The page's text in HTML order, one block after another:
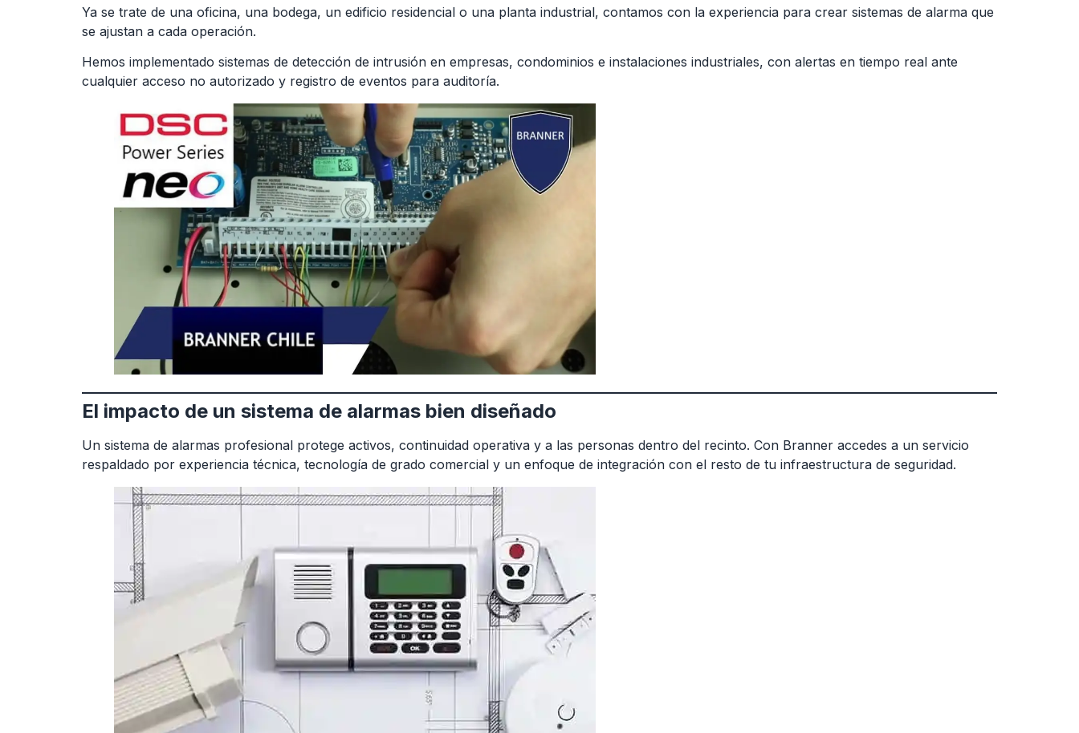
Ya se trate de una oficina, una bodega, un edificio residencial o una planta industrial, contamos con la experiencia para crear sistemas de alarma que
se ajustan a cada operación.
Hemos implementado sistemas de detección de intrusión en empresas, condominios e instalaciones industriales, con alertas en tiempo real ante
cualquier acceso no autorizado y registro de eventos para auditoría.
El impacto de un sistema de alarmas bien diseñado
Un sistema de alarmas profesional protege activos, continuidad operativa y a las personas dentro del recinto. Con Branner accedes a un servicio
respaldado por experiencia técnica, tecnología de grado comercial y un enfoque de integración con el resto de tu infraestructura de seguridad.